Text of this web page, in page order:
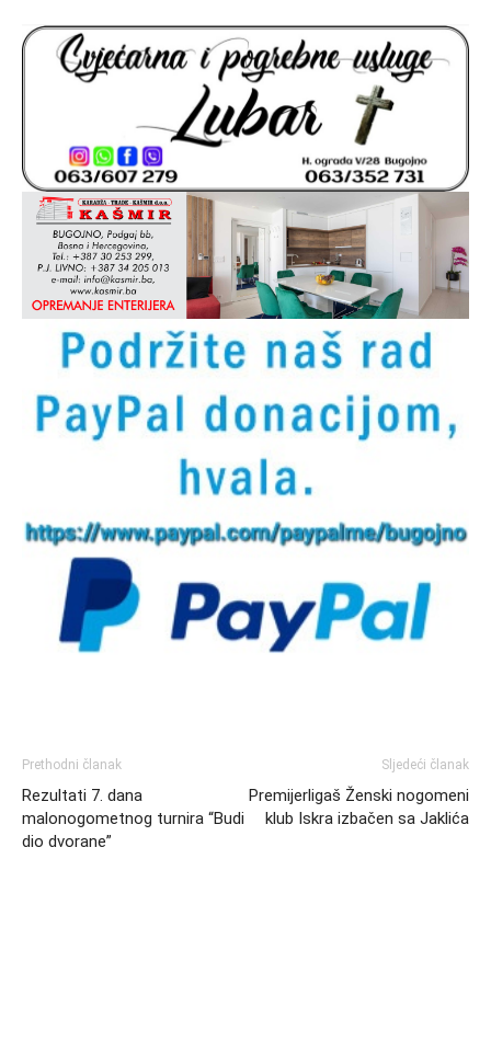
Prethodni članak
Rezultati 7. dana
malonogometnog turnira “Budi
dio dvorane”
Sljedeći članak
Premijerligaš Ženski nogomeni
klub Iskra izbačen sa Jaklića